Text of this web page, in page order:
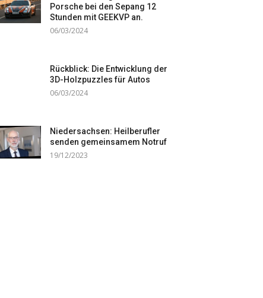
Porsche bei den Sepang 12
Stunden mit GEEKVP an.
06/03/2024
Rückblick: Die Entwicklung der
3D-Holzpuzzles für Autos
06/03/2024
Niedersachsen: Heilberufler
senden gemeinsamem Notruf
19/12/2023